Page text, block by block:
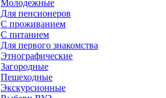
Молодежные
Для пенсионеров
С проживанием
С питанием
Для первого знакомства
Этнографические
Загородные
Пешеходные
Экскурсионные